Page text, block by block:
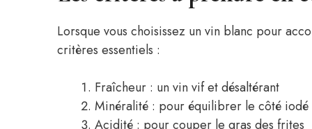
Lorsque vous choisissez un vin blanc pour
critères essentiels :
Fraîcheur : un vin vif et désaltérant
Minéralité : pour équilibrer le côté iodé
Acidité : pour couper le gras des frites